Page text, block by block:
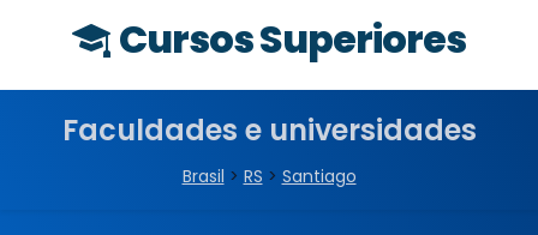
Cursos Superiores
Faculdades e universidades
Brasil > RS > Santiago